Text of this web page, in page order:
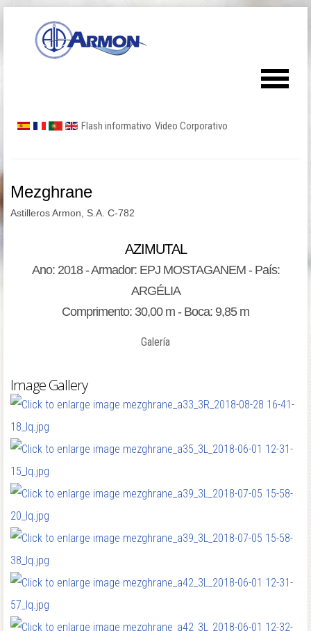
Flash informativo Video Corporativo
Mezghrane
Astilleros Armon, S.A. C-782
AZIMUTAL
Ano: 2018 - Armador: EPJ MOSTAGANEM - País:
ARGÉLIA
Comprimento: 30,00 m - Boca: 9,85 m
Galería
Image Gallery